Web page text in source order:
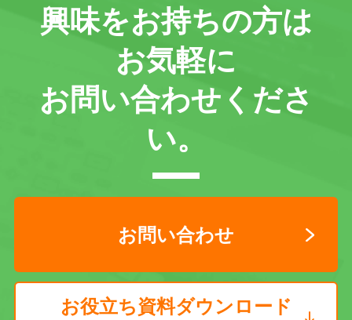
興味をお持ちの方は
お気軽に
お問い合わせくださ
い。
お問い合わせ
お役立ち資料ダウンロード